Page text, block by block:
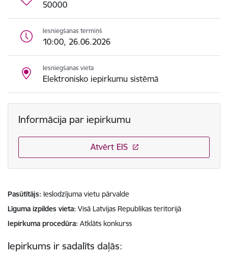
50000
Iesniegšanas termiņš
10:00, 26.06.2026
Iesniegšanas vieta
Elektronisko iepirkumu sistēmā
Informācija par iepirkumu
Atvērt EIS
Pasūtītājs Ieslodzījuma vietu pārvalde
Līguma izpildes vieta Visā Latvijas Republikas teritorijā
Iepirkuma procedūra Atklāts konkurss
Iepirkums ir sadalīts daļās: